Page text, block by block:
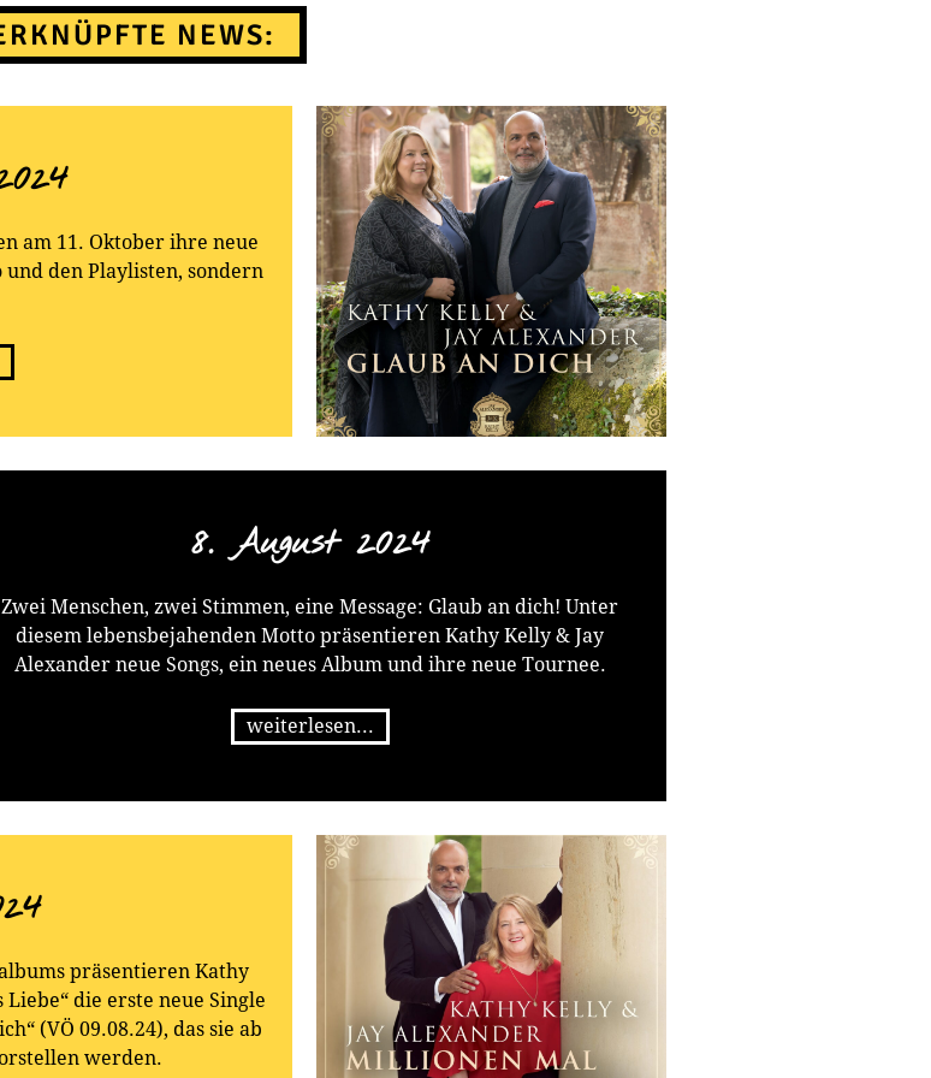
NEWS:
am 11. Oktober ihre neue
und den Playlisten, sondern
8. August 2024
Zwei Menschen, zwei Stimmen, eine Message: Glaub an dich! Unter
diesem lebensbejahenden Motto präsentieren Kathy Kelly & Jay
Alexander neue Songs, ein neues Album und ihre neue Tournee.
weiterlesen...
präsentieren Kathy
die erste neue Single
(VÖ 09.08.24), das sie ab
werden.